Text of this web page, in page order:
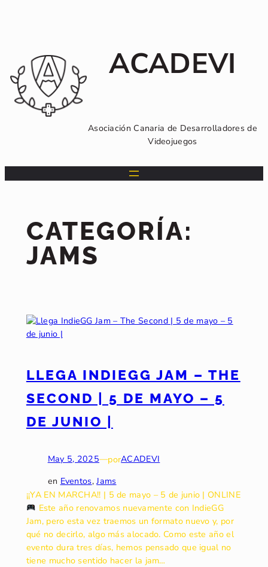
ACADEVI
Asociación Canaria de Desarrolladores de
Videojuegos
CATEGORÍA:
JAMS
LLEGA INDIEGG JAM – THE
SECOND | 5 DE MAYO – 5
DE JUNIO |
May 5, 2025—porACADEVI
en Eventos, Jams
¡¡YA EN MARCHA!! | 5 de mayo – 5 de junio | ONLINE
Este año renovamos nuevamente con IndieGG
Jam, pero esta vez traemos un formato nuevo y, por
qué no decirlo, algo más alocado. Como este año el
evento dura tres días, hemos pensado que igual no
tiene mucho sentido hacer la jam…